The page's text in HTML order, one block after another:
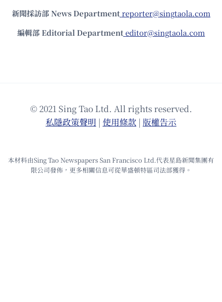
新聞採訪部 News Department reporter@singtaola.com
編輯部 Editorial Department editor@singtaola.com
© 2021 Sing Tao Ltd. All rights reserved.
私隱政策聲明 | 使⽤條款 | 版權告⽰
本材料由Sing Tao Newspapers San Francisco Ltd.代表星島新聞集團有
限公司發佈，更多相關信息可從華盛頓特區司法部獲得。